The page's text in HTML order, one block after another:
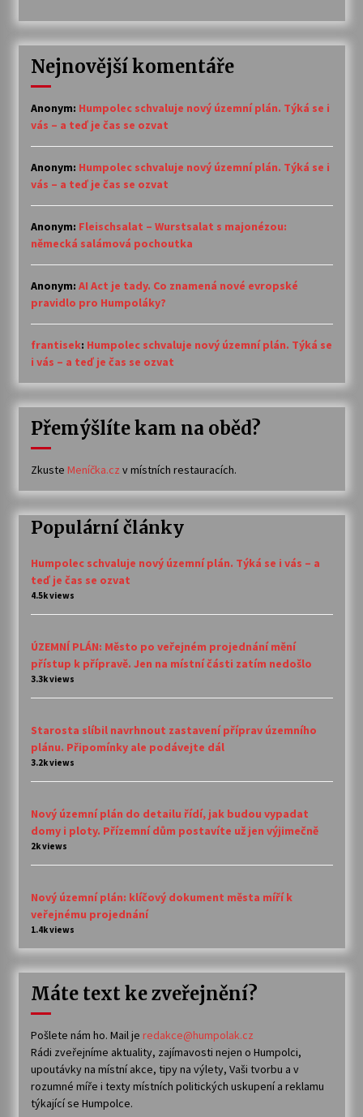
Nejnovější komentáře
Anonym: Humpolec schvaluje nový územní plán. Týká se i
vás – a teď je čas se ozvat
Anonym: Humpolec schvaluje nový územní plán. Týká se i
vás – a teď je čas se ozvat
Anonym: Fleischsalat – Wurstsalat s majonézou:
německá salámová pochoutka
Anonym: AI Act je tady. Co znamená nové evropské
pravidlo pro Humpoláky?
frantisek: Humpolec schvaluje nový územní plán. Týká se
i vás – a teď je čas se ozvat
Přemýšlíte kam na oběd?
Zkuste Meníčka.cz v místních restauracích.
Populární články
Humpolec schvaluje nový územní plán. Týká se i vás – a
teď je čas se ozvat
4.5k views
ÚZEMNÍ PLÁN: Město po veřejném projednání mění
přístup k přípravě. Jen na místní části zatím nedošlo
3.3k views
Starosta slíbil navrhnout zastavení příprav územního
plánu. Připomínky ale podávejte dál
3.2k views
Nový územní plán do detailu řídí, jak budou vypadat
domy i ploty. Přízemní dům postavíte už jen výjimečně
2k views
Nový územní plán: klíčový dokument města míří k
veřejnému projednání
1.4k views
Máte text ke zveřejnění?
Pošlete nám ho. Mail je redakce@humpolak.cz
Rádi zveřejníme aktuality, zajímavosti nejen o Humpolci,
upoutávky na místní akce, tipy na výlety, Vaši tvorbu a v
rozumné míře i texty místních politických uskupení a reklamu
týkající se Humpolce.